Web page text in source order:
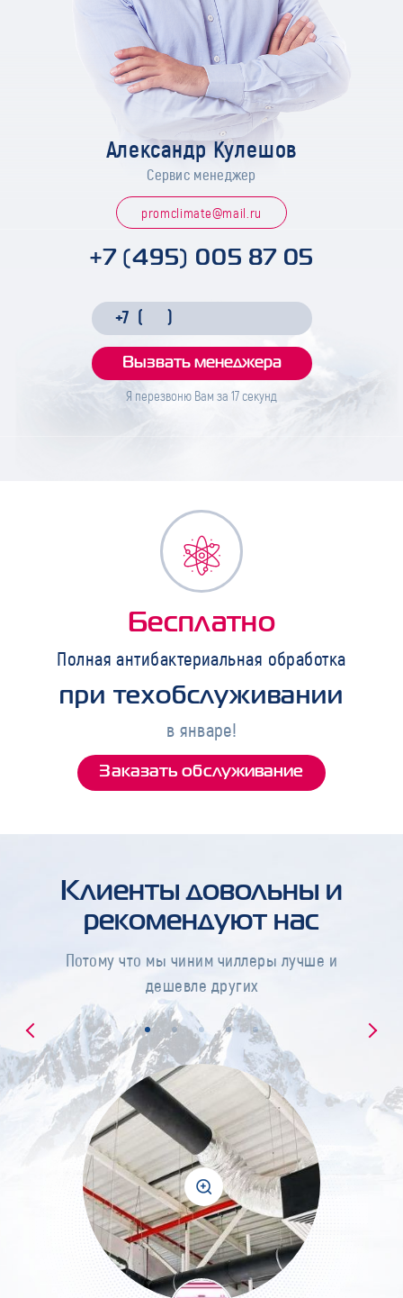
Александр Кулешов
Сервис менеджер
promclimate@mail.ru
+7 (495) 005 87 05
Я перезвоню Вам за 17секунд
Бесплатно
Полная антибактериальная обработка
при техобслуживании
в январе!
Заказать обслуживание
Клиенты довольны и
рекомендуют нас
Потому что мы чиним чиллеры лучше и
дешевле других